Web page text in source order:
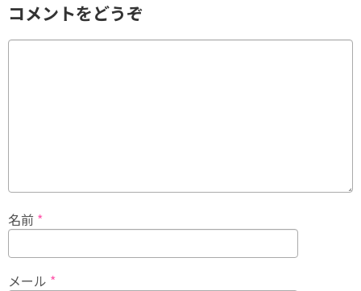
コメントをどうぞ
名前 *
メール *